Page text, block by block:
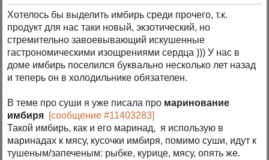
Хотелось бы выделить имбирь среди прочего, т.к.
продукт для нас таки новый, экзотический, но
стремительно завоевывающий искушенные
гастрономическими изощрениями сердца ))) У нас в
доме имбирь поселился буквально несколько лет назад
и теперь он в холодильнике обязателен.
В теме про суши я уже писала про маринование
имбиря [сообщение #11403283]
Такой имбирь, как и его маринад, я использую в
маринадах к мясу, кусочки имбиря, помимо суши, идут к
тушеным/запеченым: рыбке, курице, мясу, опять же.